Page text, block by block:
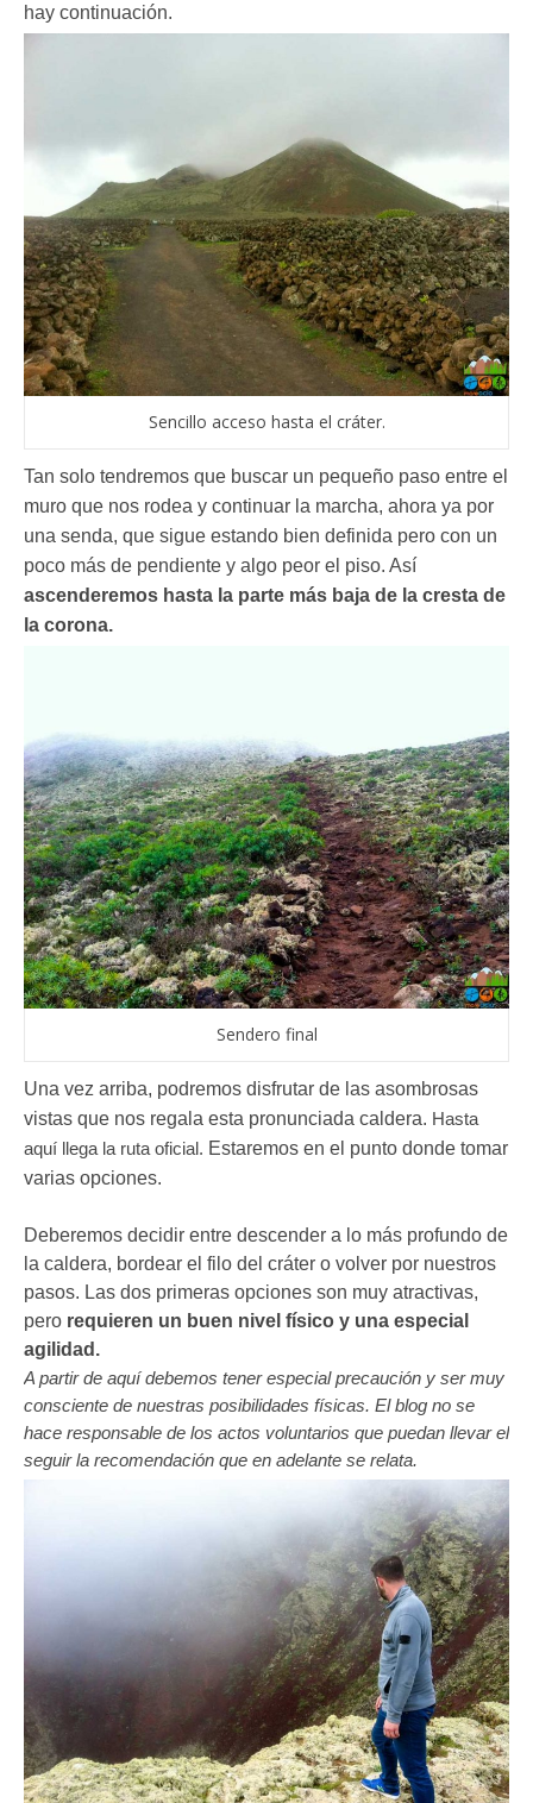
hay continuación.
Sencillo acceso hasta el cráter.
Tan solo tendremos que buscar un pequeño paso entre el
muro que nos rodea y continuar la marcha, ahora ya por
una senda, que sigue estando bien definida pero con un
poco más de pendiente y algo peor el piso. Así
ascenderemos hasta la parte más baja de la cresta de
la corona.
Sendero final
Una vez arriba, podremos disfrutar de las asombrosas
vistas que nos regala esta pronunciada caldera. Hasta
aquí llega la ruta oficial. Estaremos en el punto donde tomar
varias opciones.
Deberemos decidir entre descender a lo más profundo de
la caldera, bordear el filo del cráter o volver por nuestros
pasos. Las dos primeras opciones son muy atractivas,
pero requieren un buen nivel físico y una especial
agilidad.
A partir de aquí debemos tener especial precaución y ser muy
consciente de nuestras posibilidades físicas. El blog no se
hace responsable de los actos voluntarios que puedan llevar el
seguir la recomendación que en adelante se relata.